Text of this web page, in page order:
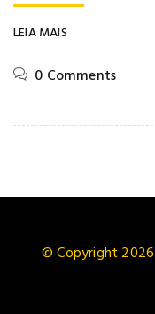
LEIA MAIS
0 Comments
© Copyright